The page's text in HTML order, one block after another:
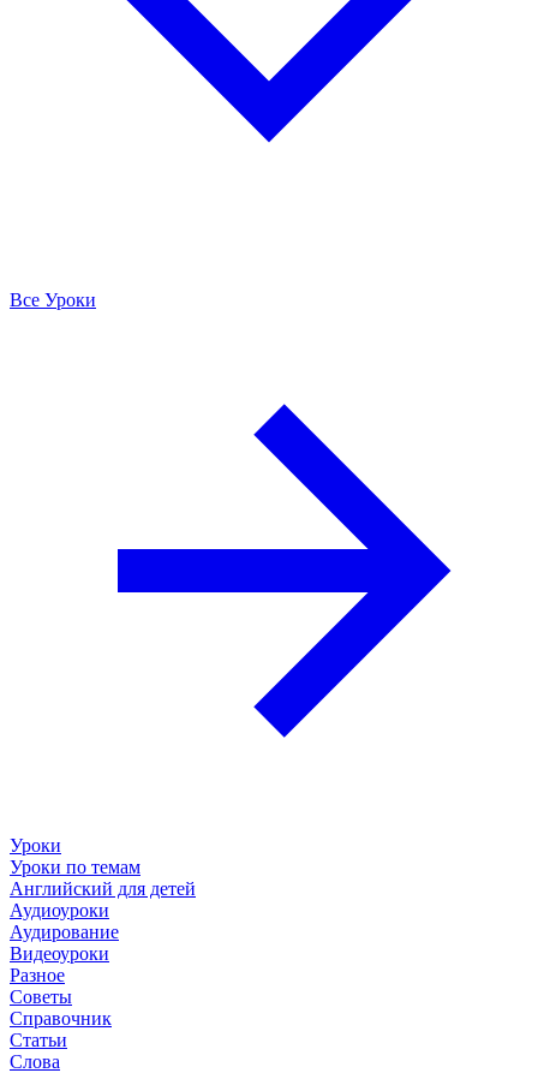
Все Уроки
Уроки
Уроки по темам
Английский для детей
Аудиоуроки
Аудирование
Видеоуроки
Разное
Советы
Справочник
Статьи
Слова